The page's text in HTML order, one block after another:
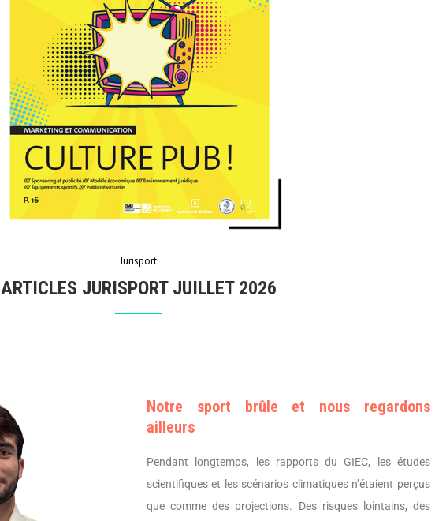
Jurisport
ARTICLES JURISPORT JUILLET 2026
Notre sport brûle et nous regardons
ailleurs
Pendant longtemps, les rapports du GIEC, les études
scientifiques et les scénarios climatiques n’étaient perçus
que comme des projections. Des risques lointains, des